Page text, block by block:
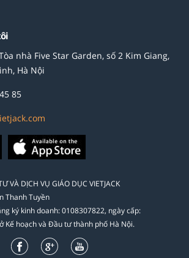
nhà Five Star Garden, số 2 Kim Giang,
Hà Nội
85
VÀ DỊCH VỤ GIÁO DỤC VIETJACK
Thanh Tuyền
ký kinh doanh: 0108307822, ngày cấp:
Kế hoạch và Đầu tư thành phố Hà Nội.